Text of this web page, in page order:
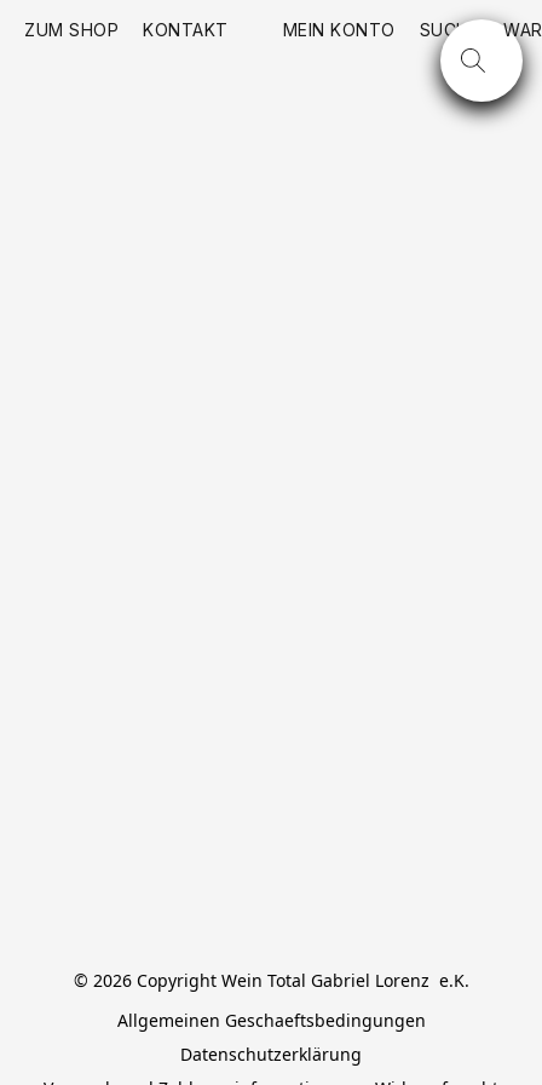
ZUM SHOP KONTAKT MEIN KONTO SUCHE
© 2026 Copyright Wein Total Gabriel Lorenz  e.K.
Allgemeinen Geschaeftsbedingungen
Datenschutzerklärung